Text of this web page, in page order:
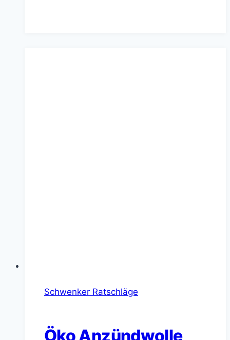
Schwenker Ratschläge
Öko Anzündwolle